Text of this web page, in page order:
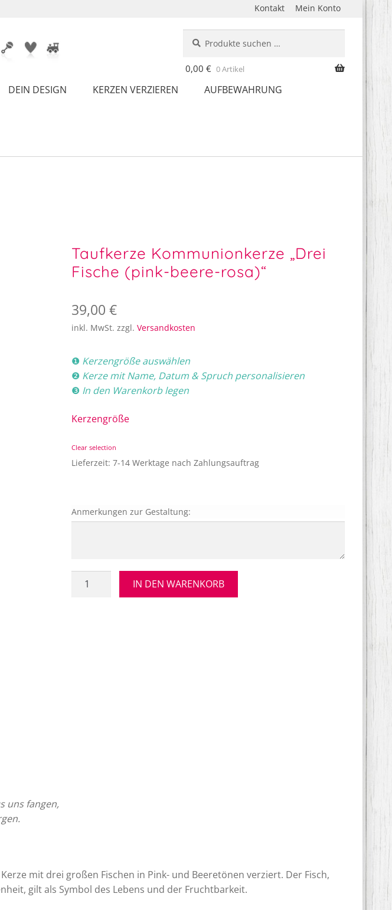
Kontakt Mein Konto
nach:
DEIN DESIGN KERZEN VERZIEREN AUFBEWAHRUNG
0,00 € 0 Artikel
Taufkerze Kommunionkerze „Drei
Fische (pink-beere-rosa)“
39,00 €
inkl. MwSt. zzgl. Versandkosten
❶ Kerzengröße auswählen
❷ Kerze mit Name, Datum & Spruch personalisieren
❸ In den Warenkorb legen
Kerzengröße
Clear selection
Lieferzeit: 7-14 Werktage nach Zahlungsauftrag
Anmerkungen zur Gestaltung:
Taufkerze
IN DEN WARENKORB
uns fangen,
mit drei großen Fischen in Pink- und Beeretönen verziert. Der Fisch,
gilt als Symbol des Lebens und der Fruchtbarkeit.